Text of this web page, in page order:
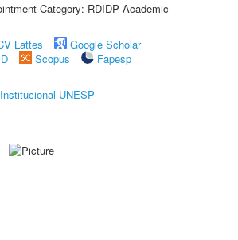
Category: RDIDP Academic
Lattes
Google Scholar
Scopus
Fapesp
UNESP